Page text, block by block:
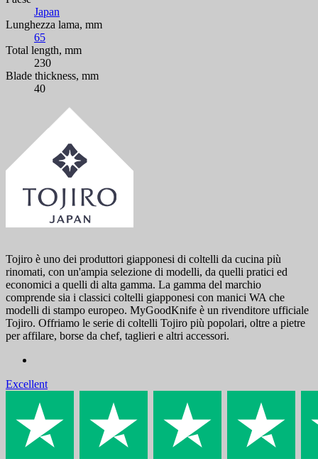
Japan
Lunghezza lama, mm
65
Total length, mm
230
Blade thickness, mm
40
Tojiro è uno dei produttori giapponesi di coltelli da cucina più
rinomati, con un'ampia selezione di modelli, da quelli pratici ed
economici a quelli di alta gamma. La gamma del marchio
comprende sia i classici coltelli giapponesi con manici WA che
modelli di stampo europeo. MyGoodKnife è un rivenditore ufficiale
Tojiro. Offriamo le serie di coltelli Tojiro più popolari, oltre a pietre
per affilare, borse da chef, taglieri e altri accessori.
Excellent